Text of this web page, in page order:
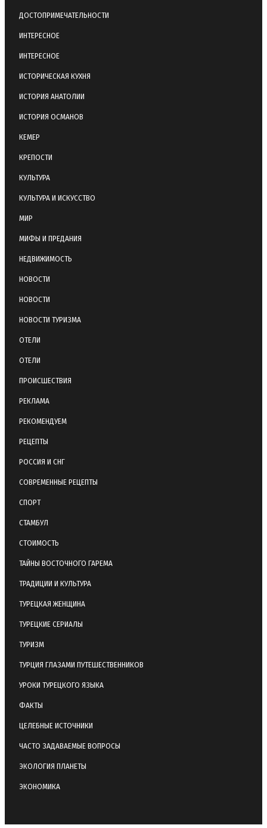
ДОСТОПРИМЕЧАТЕЛЬНОСТИ
ИНТЕРЕСНОЕ
ИНТЕРЕСНОЕ
ИСТОРИЧЕСКАЯ КУХНЯ
ИСТОРИЯ АНАТОЛИИ
ИСТОРИЯ ОСМАНОВ
КЕМЕР
КРЕПОСТИ
КУЛЬТУРА
КУЛЬТУРА И ИСКУССТВО
МИР
МИФЫ И ПРЕДАНИЯ
НЕДВИЖИМОСТЬ
НОВОСТИ
НОВОСТИ
НОВОСТИ ТУРИЗМА
ОТЕЛИ
ОТЕЛИ
ПРОИСШЕСТВИЯ
РЕКЛАМА
РЕКОМЕНДУЕМ
РЕЦЕПТЫ
РОССИЯ И СНГ
СОВРЕМЕННЫЕ РЕЦЕПТЫ
СПОРТ
СТАМБУЛ
СТОИМОСТЬ
ТАЙНЫ ВОСТОЧНОГО ГАРЕМА
ТРАДИЦИИ И КУЛЬТУРА
ТУРЕЦКАЯ ЖЕНЩИНА
ТУРЕЦКИЕ СЕРИАЛЫ
ТУРИЗМ
ТУРЦИЯ ГЛАЗАМИ ПУТЕШЕСТВЕННИКОВ
УРОКИ ТУРЕЦКОГО ЯЗЫКА
ФАКТЫ
ЦЕЛЕБНЫЕ ИСТОЧНИКИ
ЧАСТО ЗАДАВАЕМЫЕ ВОПРОСЫ
ЭКОЛОГИЯ ПЛАНЕТЫ
ЭКОНОМИКА